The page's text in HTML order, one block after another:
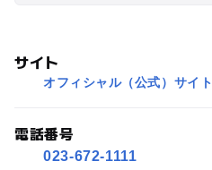
サイト
オフィシャル（公式）サイト
電話番号
023-672-1111